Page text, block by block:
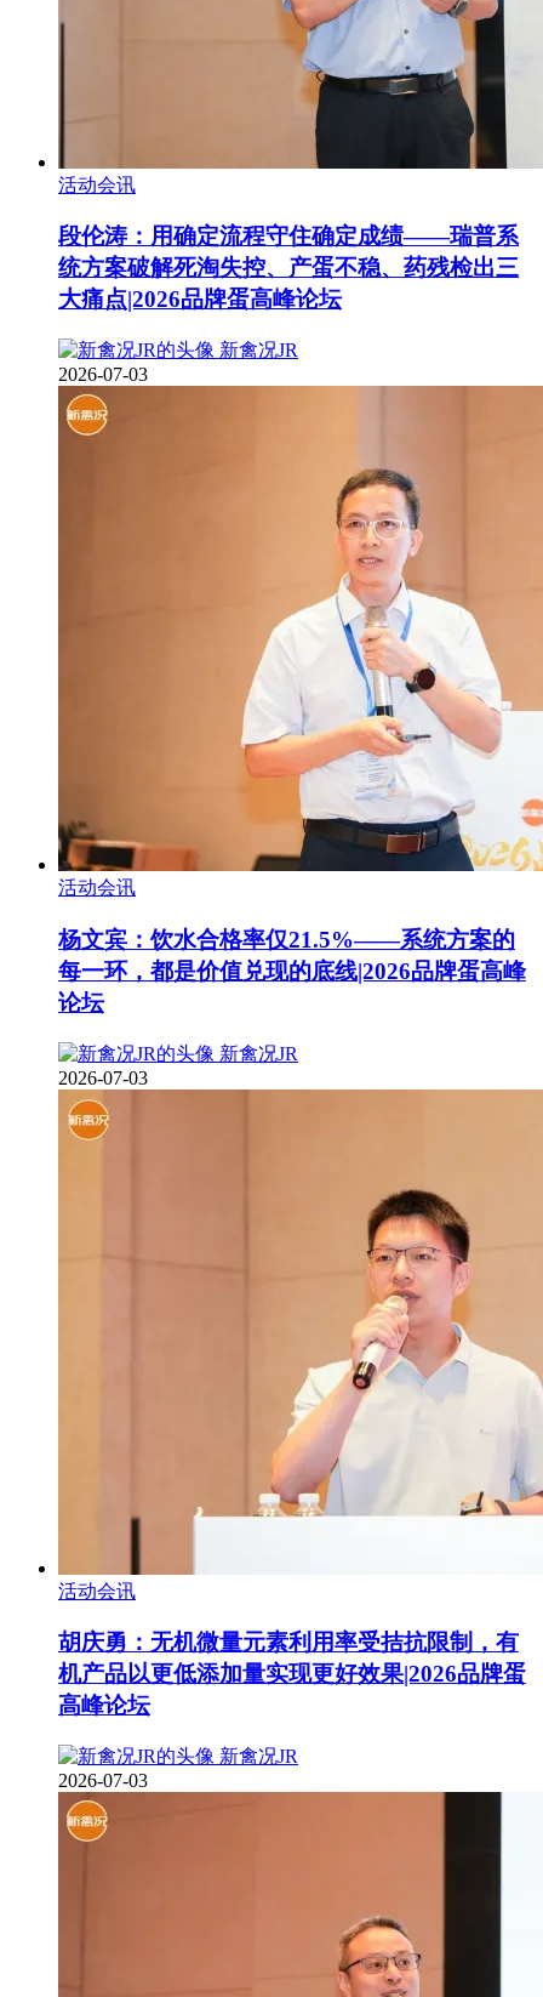
活动会讯
段伦涛：用确定流程守住确定成绩——瑞普系
统方案破解死淘失控、产蛋不稳、药残检出三
大痛点|2026品牌蛋高峰论坛
新禽况JR
2026-07-03
活动会讯
杨文宾：饮水合格率仅21.5%——系统方案的
每一环，都是价值兑现的底线|2026品牌蛋高峰
论坛
新禽况JR
2026-07-03
活动会讯
胡庆勇：无机微量元素利用率受拮抗限制，有
机产品以更低添加量实现更好效果|2026品牌蛋
高峰论坛
新禽况JR
2026-07-03